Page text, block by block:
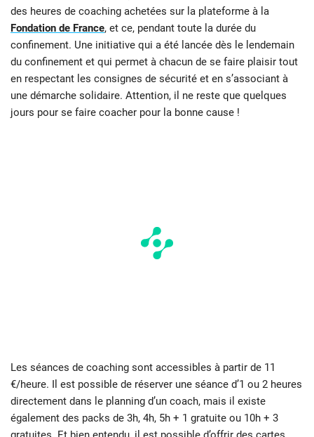
des heures de coaching achetées sur la plateforme à la
Fondation de France, et ce, pendant toute la durée du
confinement. Une initiative qui a été lancée dès le lendemain
du confinement et qui permet à chacun de se faire plaisir tout
en respectant les consignes de sécurité et en s’associant à
une démarche solidaire. Attention, il ne reste que quelques
jours pour se faire coacher pour la bonne cause !
Les séances de coaching sont accessibles à partir de 11
€/heure. Il est possible de réserver une séance d’1 ou 2 heures
directement dans le planning d’un coach, mais il existe
également des packs de 3h, 4h, 5h + 1 gratuite ou 10h + 3